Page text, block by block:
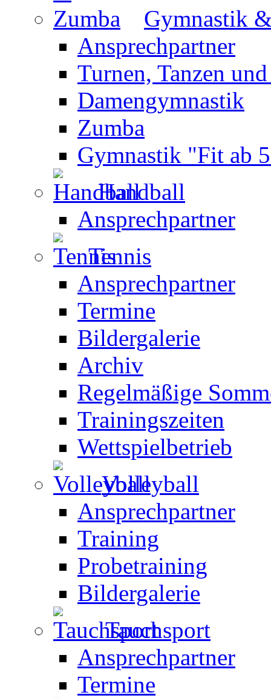
Gymnastik
Ansprechpartner
Turnen, Tanzen
Damengymnastik
Zumba
Gymnastik "Fit ab
Handball
Ansprechpartner
Tennis
Ansprechpartner
Termine
Bildergalerie
Archiv
Regelmäßige
Trainingszeiten
Wettspielbetrieb
Volleyball
Ansprechpartner
Training
Probetraining
Bildergalerie
Tauchsport
Ansprechpartner
Termine